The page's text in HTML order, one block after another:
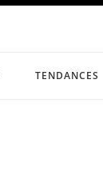
TENDANCES